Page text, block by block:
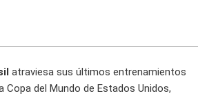
atraviesa sus últimos entrenamientos
Copa del Mundo de Estados Unidos,